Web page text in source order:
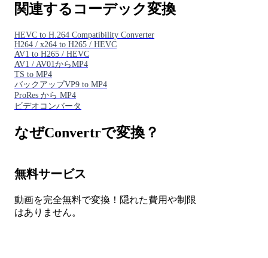
関連するコーデック変換
HEVC to H.264 Compatibility Converter
H264 / x264 to H265 / HEVC
AV1 to H265 / HEVC
AV1 / AV01からMP4
TS to MP4
バックアップVP9 to MP4
ProRes から MP4
ビデオコンバータ
なぜConvertrで変換？
無料サービス
動画を完全無料で変換！隠れた費用や制限
はありません。